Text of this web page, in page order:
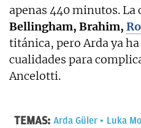
apenas 440 minutos. La
Bellingham, Brahim,
titánica, pero Arda ya
cualidades para
Ancelotti.
TEMAS: Arda Güler Luka